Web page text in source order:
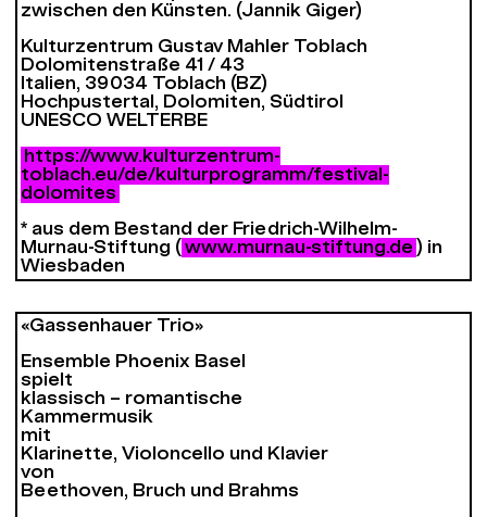
zwischen den Künsten. (Jannik Giger)
Kulturzentrum Gustav Mahler Toblach
Dolomitenstraße 41 / 43
Italien, 39034 Toblach (BZ)
Hochpustertal, Dolomiten, Südtirol
UNESCO WELTERBE
https://www.kulturzentrum-
toblach.eu/de/kulturprogramm/festival-
dolomites
* aus dem Bestand der Friedrich-Wilhelm-
Murnau-Stiftung ( www.murnau-stiftung.de ) in
Wiesbaden
«Gassenhauer Trio»
Ensemble Phoenix Basel
spielt
klassisch – romantische
Kammermusik
mit
Klarinette, Violoncello und Klavier
von
Beethoven, Bruch und Brahms